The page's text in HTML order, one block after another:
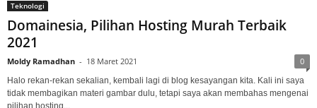
Teknologi
Domainesia, Pilihan Hosting Murah Terbaik
2021
Moldy Ramadhan - 18 Maret 2021 0
Halo rekan-rekan sekalian, kembali lagi di blog kesayangan kita. Kali ini saya
tidak membagikan materi gambar dulu, tetapi saya akan membahas mengenai
pilihan hosting...